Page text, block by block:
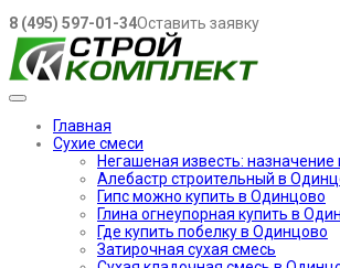
8 (495) 597-01-34Оставить заявку
Главная
Сухие смеси
Негашеная известь:
Алебастр строительный в
Гипс можно купить в Одинцово
Глина огнеупорная купить в
Где купить побелку в Одинцово
Затирочная сухая смесь